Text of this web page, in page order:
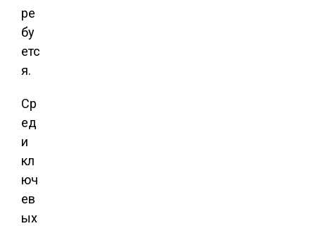
ре
бу
етс
я.
Ср
ед
и
кл
юч
ев
ых